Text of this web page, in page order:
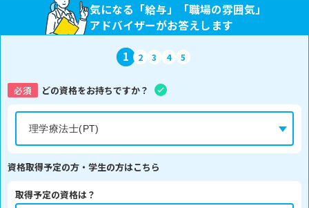
気になる「給与」「職場の雰囲気」
アドバイザーがお答えします
1 2 3 4 5
必須 どの資格をお持ちですか？
資格取得予定の方・学生の方はこちら
取得予定の資格は？